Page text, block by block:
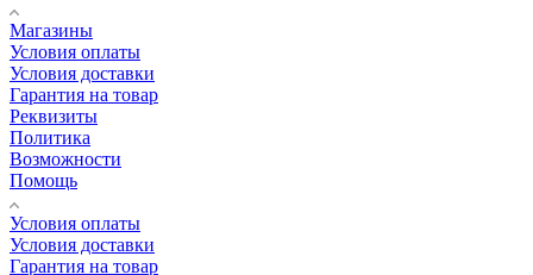
Магазины
Условия оплаты
Условия доставки
Гарантия на товар
Реквизиты
Политика
Возможности
Помощь
Условия оплаты
Условия доставки
Гарантия на товар